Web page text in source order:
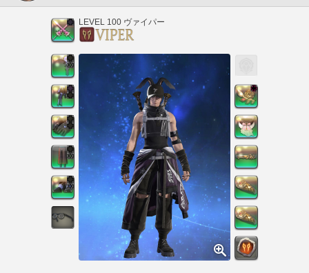
LEVEL 100 ヴァイパー